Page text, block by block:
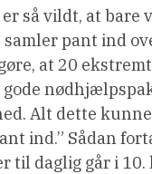
så vildt, at bare
pant ind
at 20
Alt dette
ind.” Sådan
til daglig går i 10.